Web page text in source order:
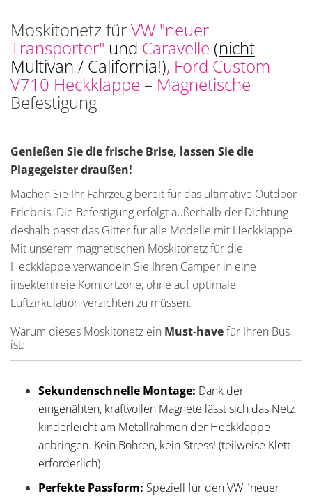
Moskitonetz fürVW "neuer
Transporter" und Caravelle (nicht
Multivan / California!), Ford Custom
V710 Heckklappe – Magnetische
Befestigung
Genießen Sie die frische Brise, lassen Sie die
Plagegeister draußen!
Machen Sie Ihr Fahrzeug bereit für das ultimative Outdoor-
Erlebnis. Die Befestigung erfolgt außerhalb der Dichtung -
deshalb passt das Gitter für alle Modelle mit Heckklappe.
Mit unserem magnetischen Moskitonetz für die
Heckklappe verwandeln Sie Ihren Camper in eine
insektenfreie Komfortzone, ohne auf optimale
Luftzirkulation verzichten zu müssen.
Warum dieses Moskitonetz ein Must-havefür Ihren Bus
ist:
Sekundenschnelle Montage: Dank der
eingenähten, kraftvollen Magnete lässt sich das Netz
kinderleicht am Metallrahmen der Heckklappe
anbringen. Kein Bohren, kein Stress! (teilweise Klett
erforderlich)
Perfekte Passform: Speziell für den VW "neuer